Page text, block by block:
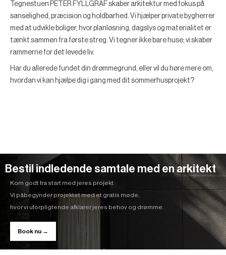
Tegnestuen PETER FYLLGRAF skaber arkitektur med fokus på
sanselighed, præcision og holdbarhed. Vi hjælper private bygherrer
med at udvikle boliger, hvor planløsning, dagslys og materialitet er
tænkt sammen fra første streg. Vi tegner ikke bare huse; vi skaber
rammerne for det levede liv.
Har du allerede fundet din drømmegrund, eller vil du høre mere om,
hvordan vi kan hjælpe dig i gang med dit sommerhusprojekt?
Bestil indledende samtale med en arkitekt
Kom godt fra start med jeres projekt.
Vi påbegynder projektet med et gratis møde,
hvor vi uforpligtende afklarer jeres behov og drømme.
Book nu →